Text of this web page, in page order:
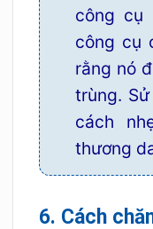
công cụ
công cụ
rằng nó
trùng.
cách
thương
6. Cách